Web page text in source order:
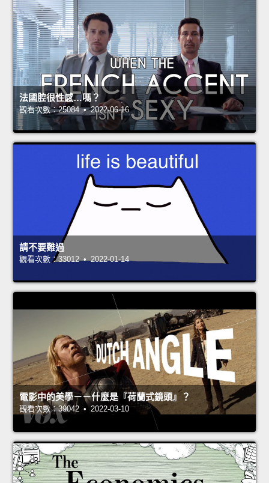
法國腔很性感…嗎？
觀看次數：25084 • 2022-06-16
請不要難過
觀看次數：33012 • 2022-01-14
電影中的美學－－什麼是『荷蘭式鏡頭』？
觀看次數：39042 • 2022-03-10